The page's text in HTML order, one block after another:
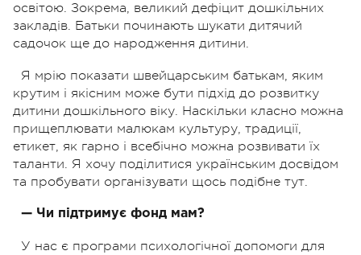
освітою. Зокрема, великий дефіцит дошкільних
закладів. Батьки починають шукати дитячий
садочок ще до народження дитини.
Я мрію показати швейцарським батькам, яким
крутим і якісним може бути підхід до розвитку
дитини дошкільного віку. Наскільки класно можна
прищеплювати малюкам культуру, традиції,
етикет, як гарно і всебічно можна розвивати їх
таланти. Я хочу поділитися українським досвідом
та пробувати організувати щось подібне тут.
— Чи підтримує фонд мам?
У нас є програми психологічної допомоги для